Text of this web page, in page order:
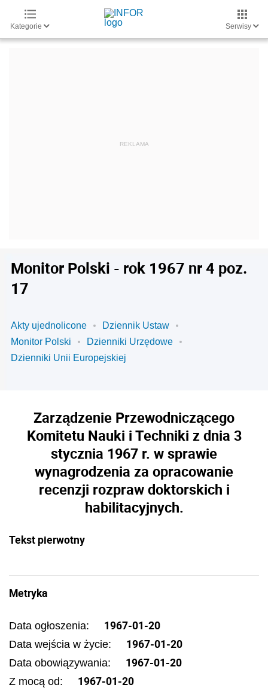
Kategorie Serwisy
Monitor Polski - rok 1967 nr 4 poz.
17
Akty ujednolicone
Dziennik Ustaw
Monitor Polski
Dzienniki Urzędowe
Dzienniki Unii Europejskiej
Zarządzenie Przewodniczącego
Komitetu Nauki i Techniki z dnia 3
stycznia 1967 r. w sprawie
wynagrodzenia za opracowanie
recenzji rozpraw doktorskich i
habilitacyjnych.
Tekst pierwotny
Metryka
Data ogłoszenia: 1967-01-20
Data wejścia w życie: 1967-01-20
Data obowiązywania: 1967-01-20
Z mocą od: 1967-01-20